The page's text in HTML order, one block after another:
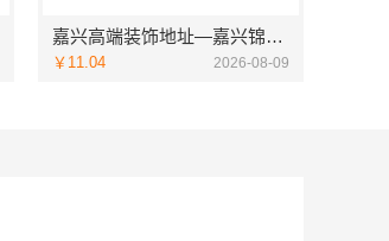
嘉兴高端装饰地址—嘉兴锦居装饰材料有限公司
￥11.04 2026-08-09